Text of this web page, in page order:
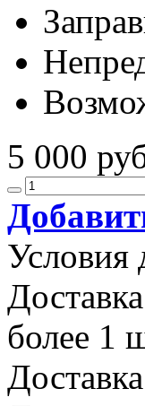
5 000
Условия
более 1